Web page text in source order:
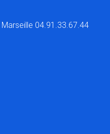
04.91.33.67.44